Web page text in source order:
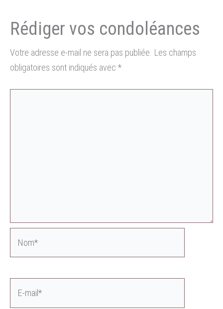
Votre adresse e-mail ne sera pas publiée. Les champs
obligatoires sont indiqués avec *